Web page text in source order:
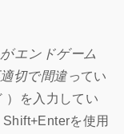
エンドゲーム
切で間違ってい
）を入力してい
を使用